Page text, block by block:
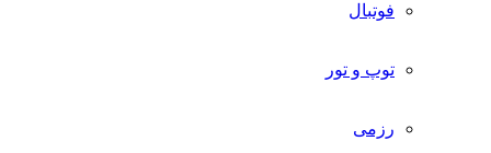
فوتبال
توپ و تور
رزمی